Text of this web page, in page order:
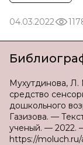
04.03.2022
Мухутдинова, Л.
средство
дошкольного
Газизова. —
ученый. — 2022.
https://